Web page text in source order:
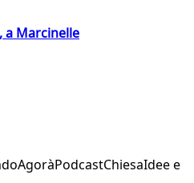
a Marcinelle
AgoràPodcastChiesaIdee e